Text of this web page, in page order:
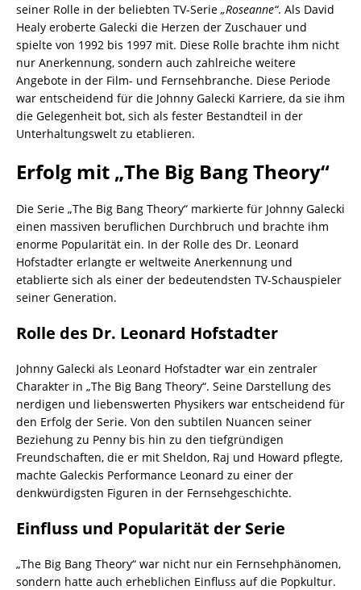
seiner Rolle in der beliebten TV-Serie „Roseanne“. Als David
Healy eroberte Galecki die Herzen der Zuschauer und
spielte von 1992 bis 1997 mit. Diese Rolle brachte ihm nicht
nur Anerkennung, sondern auch zahlreiche weitere
Angebote in der Film- und Fernsehbranche. Diese Periode
war entscheidend für die Johnny Galecki Karriere, da sie ihm
die Gelegenheit bot, sich als fester Bestandteil in der
Unterhaltungswelt zu etablieren.
Erfolg mit „The Big Bang Theory“
Die Serie „The Big Bang Theory“ markierte für Johnny Galecki
einen massiven beruflichen Durchbruch und brachte ihm
enorme Popularität ein. In der Rolle des Dr. Leonard
Hofstadter erlangte er weltweite Anerkennung und
etablierte sich als einer der bedeutendsten TV-Schauspieler
seiner Generation.
Rolle des Dr. Leonard Hofstadter
Johnny Galecki als Leonard Hofstadter war ein zentraler
Charakter in „The Big Bang Theory“. Seine Darstellung des
nerdigen und liebenswerten Physikers war entscheidend für
den Erfolg der Serie. Von den subtilen Nuancen seiner
Beziehung zu Penny bis hin zu den tiefgründigen
Freundschaften, die er mit Sheldon, Raj und Howard pflegte,
machte Galeckis Performance Leonard zu einer der
denkwürdigsten Figuren in der Fernsehgeschichte.
Einfluss und Popularität der Serie
„The Big Bang Theory“ war nicht nur ein Fernsehphänomen,
sondern hatte auch erheblichen Einfluss auf die Popkultur.